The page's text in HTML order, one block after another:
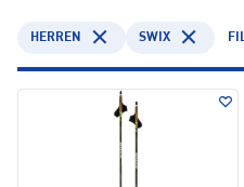
HERREN SWIX